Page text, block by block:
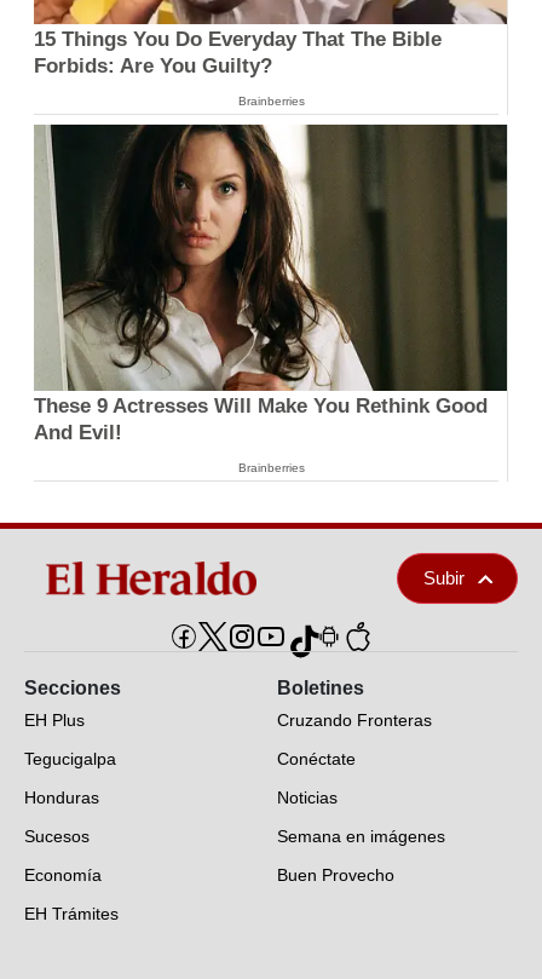
15 Things You Do Everyday That The Bible
Forbids: Are You Guilty?
Brainberries
These 9 Actresses Will Make You Rethink Good
And Evil!
Brainberries
Subir
Secciones
EH Plus
Tegucigalpa
Honduras
Sucesos
Economía
EH Trámites
Boletines
Cruzando Fronteras
Conéctate
Noticias
Semana en imágenes
Buen Provecho